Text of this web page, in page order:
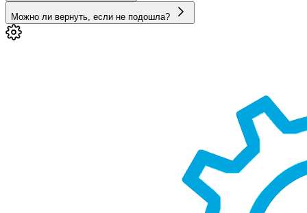
Можно ли вернуть, если не подошла?